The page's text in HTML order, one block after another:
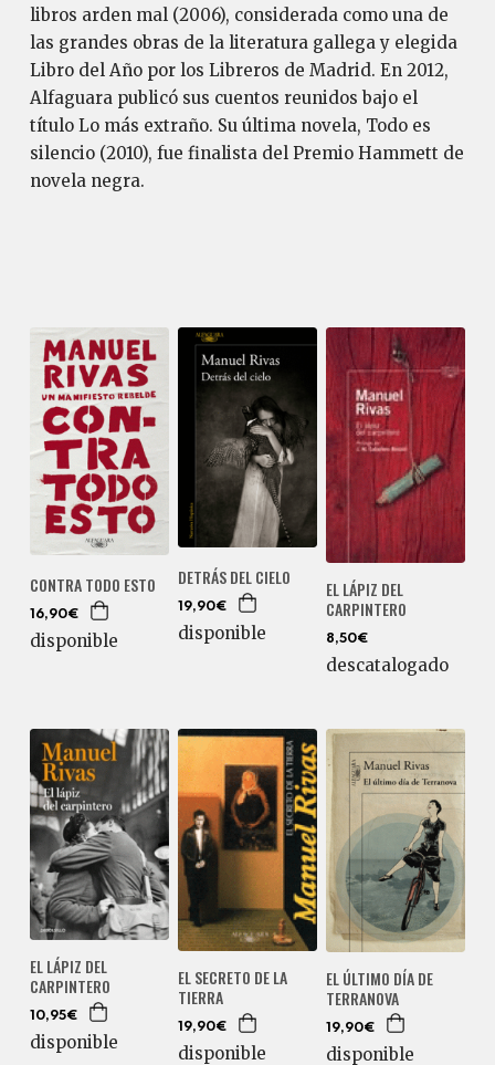
libros arden mal (2006), considerada como una de
las grandes obras de la literatura gallega y elegida
Libro del Año por los Libreros de Madrid. En 2012,
Alfaguara publicó sus cuentos reunidos bajo el
título Lo más extraño. Su última novela, Todo es
silencio (2010), fue finalista del Premio Hammett de
novela negra.
CONTRA TODO ESTO
16,90€
disponible
DETRÁS DEL CIELO
19,90€
disponible
EL LÁPIZ DEL
CARPINTERO
8,50€
descatalogado
EL LÁPIZ DEL
CARPINTERO
10,95€
disponible
EL SECRETO DE LA
TIERRA
19,90€
disponible
EL ÚLTIMO DÍA DE
TERRANOVA
19,90€
disponible